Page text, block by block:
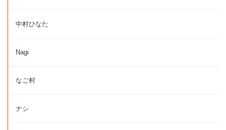
中村ひなた
Nagi
なご村
ナシ